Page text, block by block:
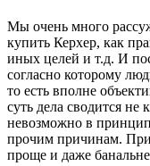
Мы очень много
купить Керхер, как
иных целей и т.д. И
согласно которому
то есть вполне
суть дела сводится не
невозможно в
прочим причинам.
проще и даже